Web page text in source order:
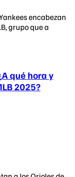
encabezan
grupo que a
qué hora y
2025?